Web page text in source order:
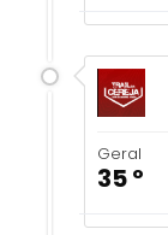
Geral
35 º